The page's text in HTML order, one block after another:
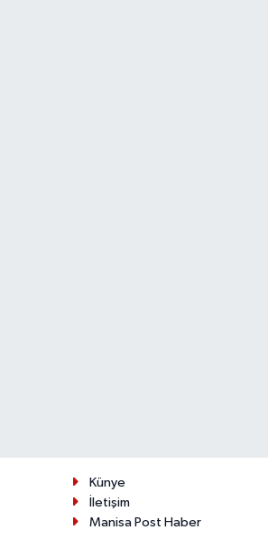
Künye
İletişim
Manisa Post Haber